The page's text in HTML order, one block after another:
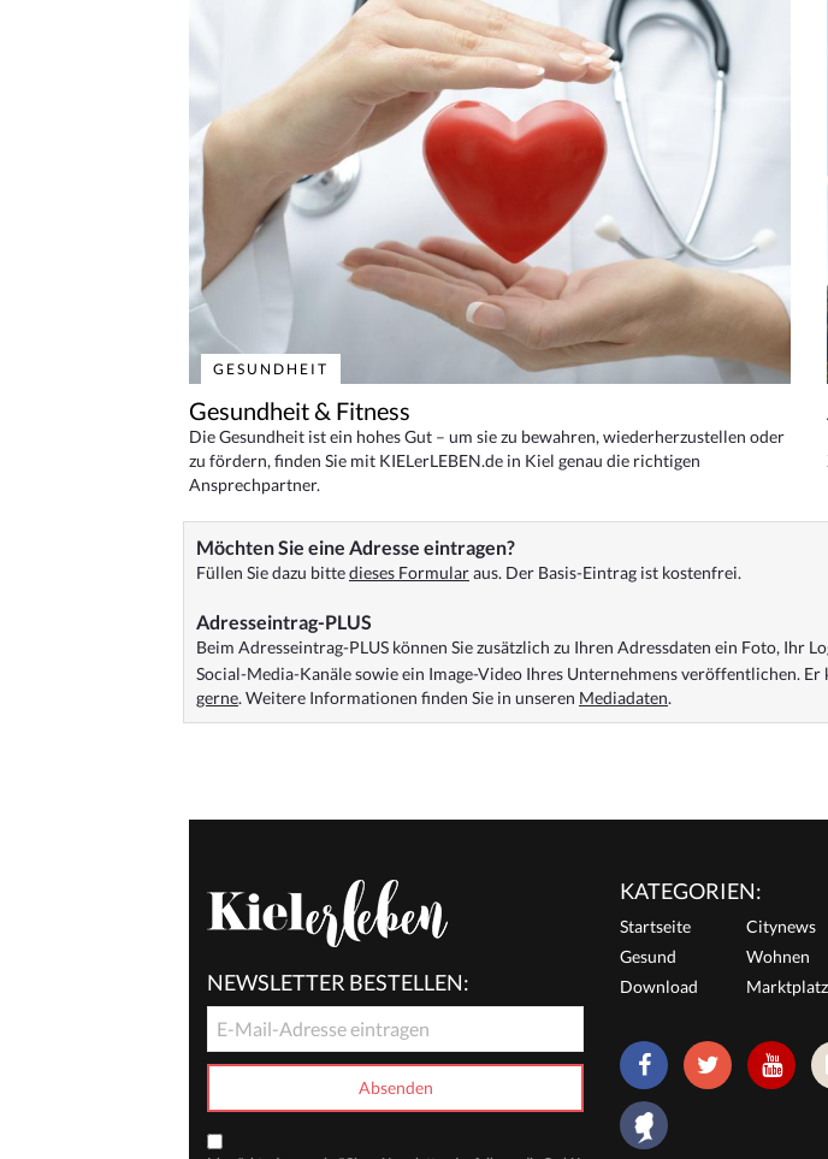
GESUNDHEIT
Gesundheit & Fitness
Die Gesundheit ist ein hohes Gut – um sie zu bewahren, wiederherzustellen oder
zu fördern, finden Sie mit KIELerLEBEN.de in Kiel genau die richtigen
Ansprechpartner.
Möchten Sie eine Adresse eintragen?
Füllen Sie dazu bittedieses Formularaus. Der Basis-Eintrag ist kostenfrei.
Adresseintrag-PLUS
Beim Adresseintrag-PLUS können Sie zusätzlich zu Ihren Adressdaten ein Foto, Ihr
Social-Media-Kanäle sowie ein Image-Video Ihres Unternehmens veröffentlichen. Er
gerne. Weitere Informationen finden Sie in unseren Mediadaten.
NEWSLETTER BESTELLEN:
KATEGORIEN:
Startseite Citynews
Gesund
Wohnen
Download
Marktplatz